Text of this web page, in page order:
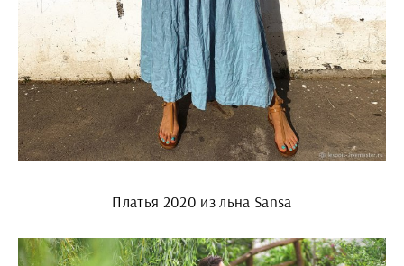
Платья 2020 из льна Sansa